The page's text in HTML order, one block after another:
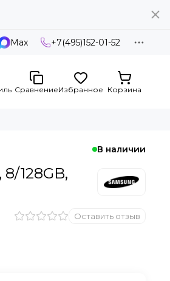
Max +7(495)152-01-52
СравнениеИзбранное Корзина
В наличии
128GB,
Оставить отзыв